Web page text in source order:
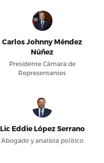
Carlos Johnny Méndez
Núñez
Presidente Cámara de
Representantes
Lic Eddie López Serrano
Abogado y analista político